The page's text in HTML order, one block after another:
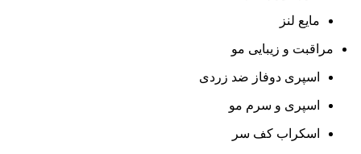
مایع لنز
مراقبت و زیبایی مو
اسپری دوفاز ضد زردی
اسپری و سرم مو
اسکراب کف سر